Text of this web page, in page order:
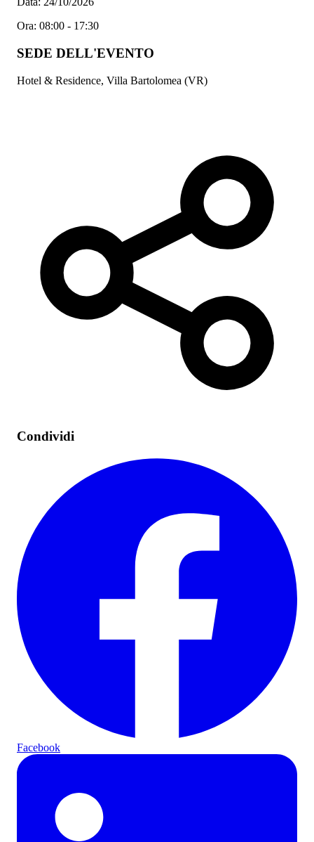
Ora: 08:00 - 17:30
SEDE DELL'EVENTO
Hotel & Residence, Villa Bartolomea (VR)
Condividi
Facebook